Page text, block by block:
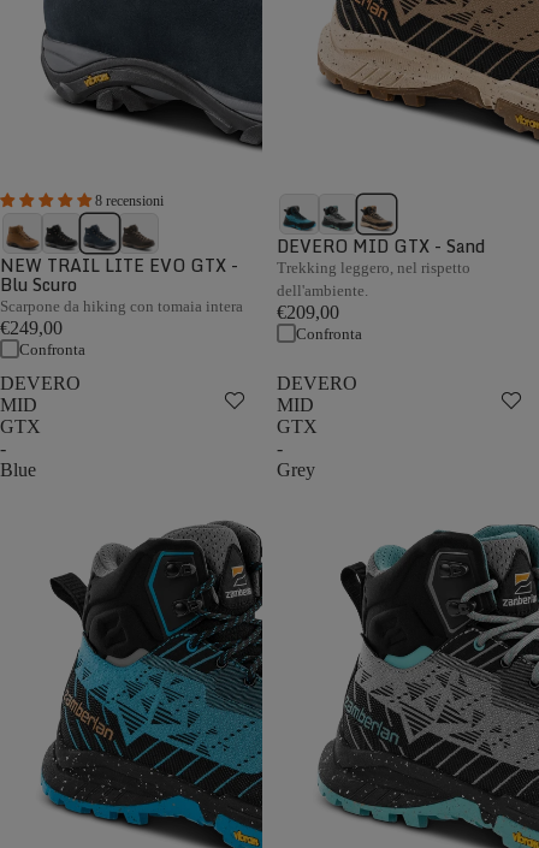
8 recensioni
NEW TRAIL LITE EVO GTX -
Blu Scuro
Scarpone da hiking con tomaia intera
€249,00
Confronta
DEVERO MID GTX - Sand
Trekking leggero, nel rispetto
dell'ambiente.
€209,00
Confronta
DEVERO
MID
GTX
-
Blue
DEVERO
MID
GTX
-
Grey